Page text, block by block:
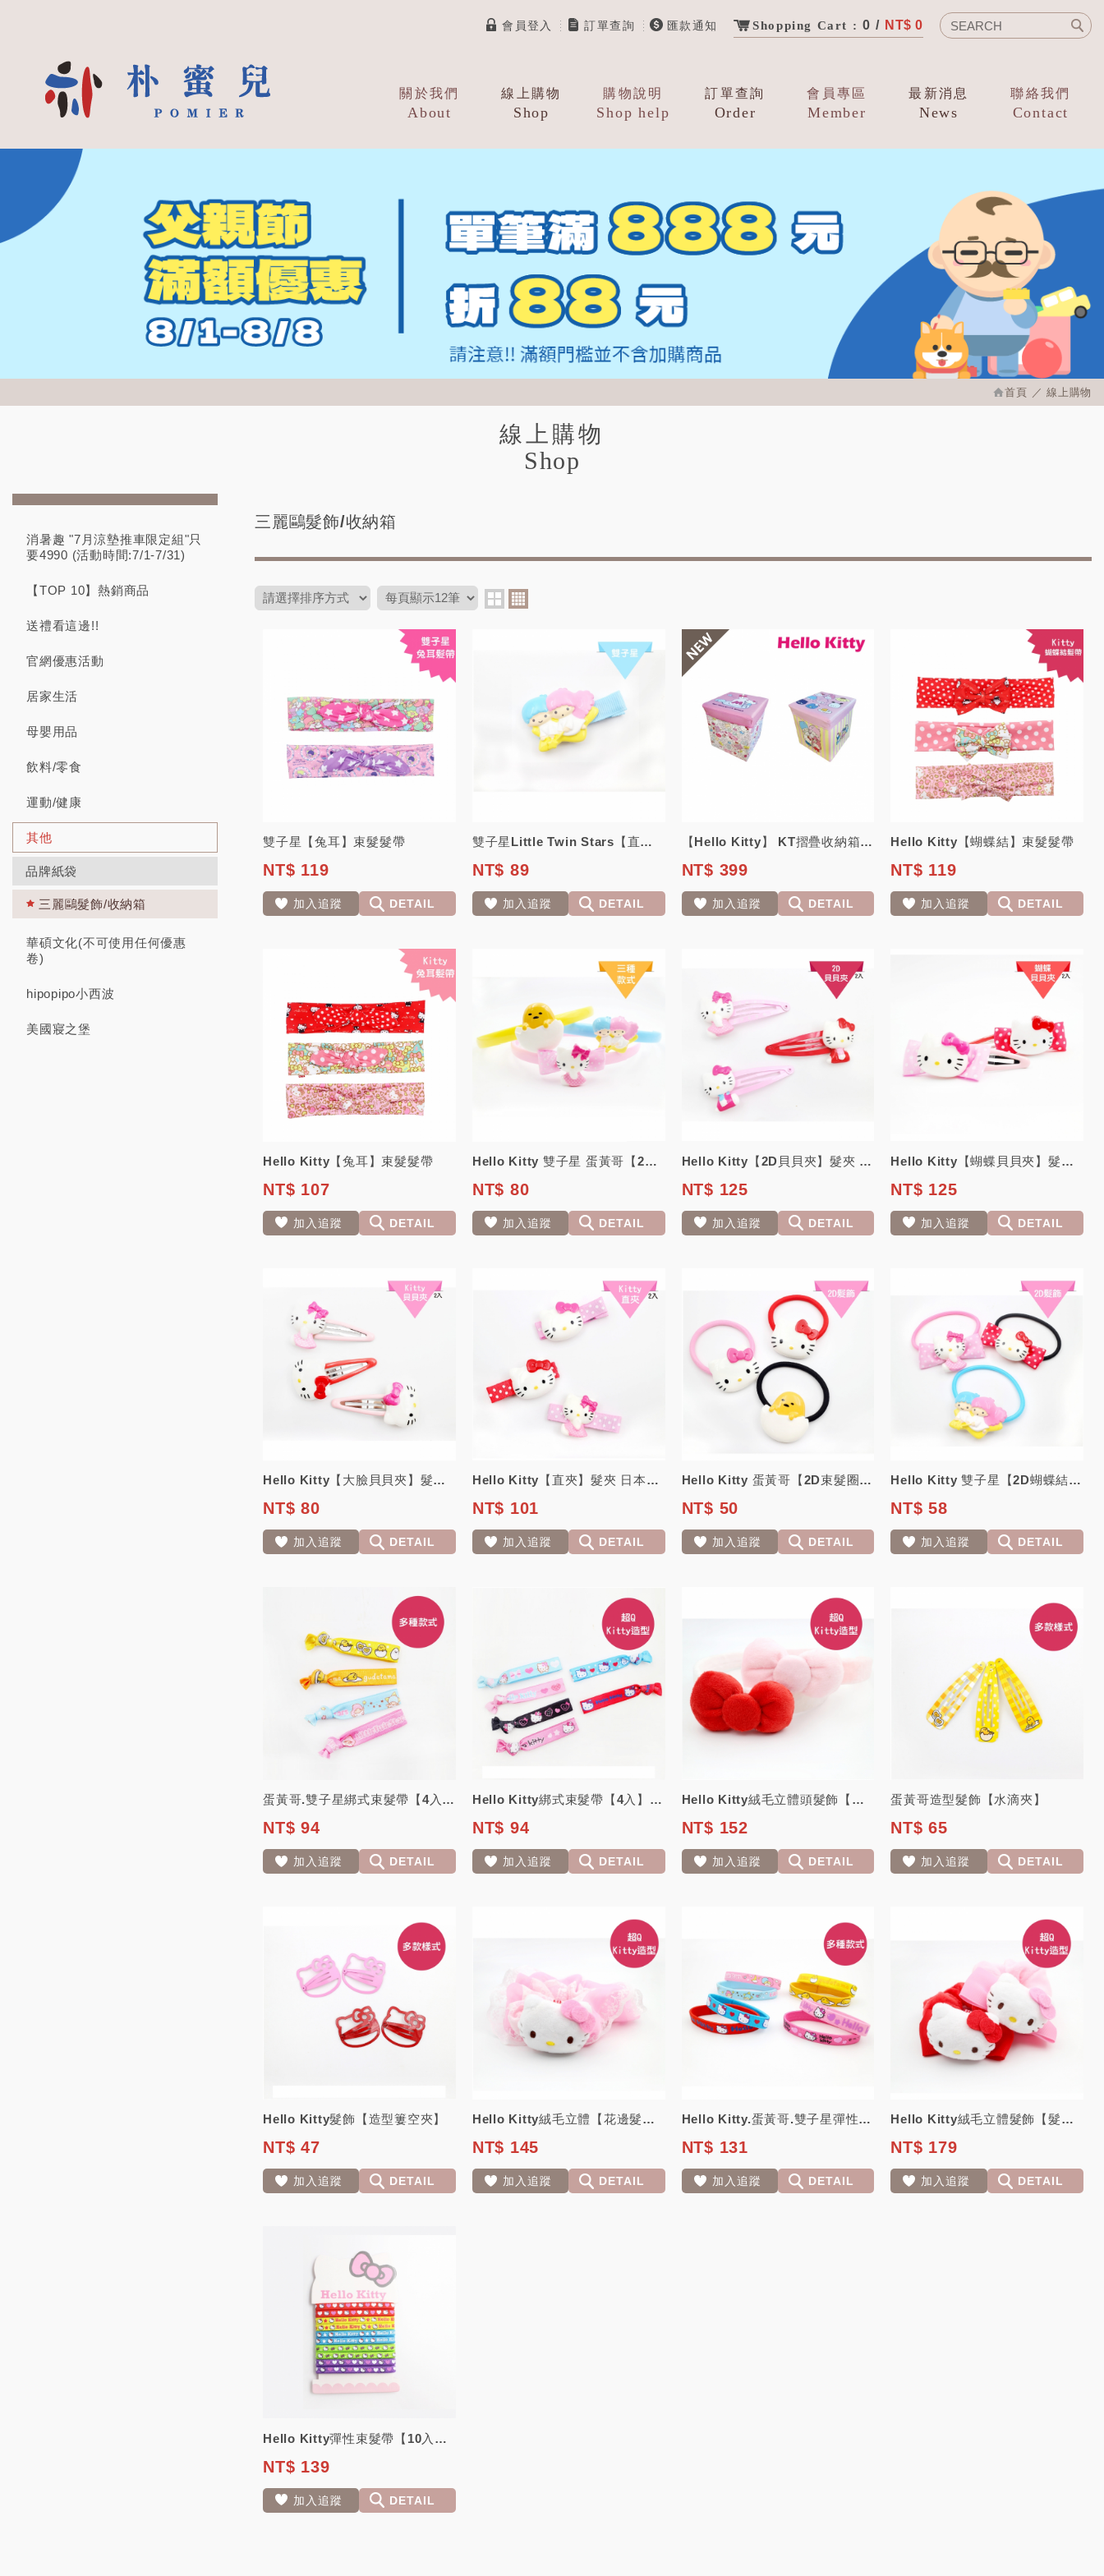
會員登入 訂單查詢 匯款通知 Shopping Cart : 0 / NT$ 0
關於我們
About
線上購物
Shop
購物說明
Shop help
訂單查詢
Order
會員專區
Member
最新消息
News
聯絡我們
Contact
首頁 線上購物
線上購物
Shop
消暑趣 "7月涼墊推車限定組"只
要4990 (活動時間:7/1-7/31)
【TOP 10】熱銷商品
送禮看這邊!!
官網優惠活動
居家生活
母嬰用品
飲料/零食
運動/健康
其他
品牌紙袋
三麗鷗髮飾/收納箱
華碩文化(不可使用任何優惠
卷)
hipopipo小西波
美國寢之堡
三麗鷗髮飾/收納箱
雙子星【兔耳】束髮髮帶
NT$ 119
加入追蹤 DETAIL
雙子星Little Twin Stars【直夾】髮夾 日本三麗鷗正版授權
NT$ 89
加入追蹤 DETAIL
【Hello Kitty】 KT摺疊收納箱 收納椅 玩具/衣服/可當椅子 正方形...
NT$ 399
加入追蹤 DETAIL
Hello Kitty【蝴蝶結】束髮髮帶
NT$ 119
加入追蹤 DETAIL
Hello Kitty【兔耳】束髮髮帶
NT$ 107
加入追蹤 DETAIL
Hello Kitty 雙子星 蛋黃哥【2D髮箍】日本三麗鷗正版授權
NT$ 80
加入追蹤 DETAIL
Hello Kitty【2D貝貝夾】髮夾 日本三麗鷗正版授權
NT$ 125
加入追蹤 DETAIL
Hello Kitty【蝴蝶貝貝夾】髮夾 日本三麗鷗正版授權
NT$ 125
加入追蹤 DETAIL
Hello Kitty【大臉貝貝夾】髮夾 日本三麗鷗正版授權
NT$ 80
加入追蹤 DETAIL
Hello Kitty【直夾】髮夾 日本三麗鷗正版授權
NT$ 101
加入追蹤 DETAIL
Hello Kitty 蛋黃哥【2D束髮圈】 日本三麗鷗正版授權
NT$ 50
加入追蹤 DETAIL
Hello Kitty 雙子星【2D蝴蝶結、蝴蝶束髮圈】 日本三麗鷗正版授權
NT$ 58
加入追蹤 DETAIL
蛋黃哥.雙子星綁式束髮帶【4入】日本三麗鷗正版授權
NT$ 94
加入追蹤 DETAIL
Hello Kitty綁式束髮帶【4入】日本三麗鷗正版授權
NT$ 94
加入追蹤 DETAIL
Hello Kitty絨毛立體頭髮飾【蝴蝶結髮箍】
NT$ 152
加入追蹤 DETAIL
蛋黃哥造型髮飾【水滴夾】
NT$ 65
加入追蹤 DETAIL
Hello Kitty髮飾【造型簍空夾】
NT$ 47
加入追蹤 DETAIL
Hello Kitty絨毛立體【花邊髮圈】
NT$ 145
加入追蹤 DETAIL
Hello Kitty.蛋黃哥.雙子星彈性束髮帶【6入寬版】10入細版
NT$ 131
加入追蹤 DETAIL
Hello Kitty絨毛立體髮飾【髮圈】
NT$ 179
加入追蹤 DETAIL
Hello Kitty彈性束髮帶【10入細版】
NT$ 139
加入追蹤 DETAIL